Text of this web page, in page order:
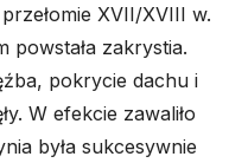
XVII/XVIII w.
powstała zakrystia.
pokrycie dachu i
W efekcie zawaliło
była sukcesywnie